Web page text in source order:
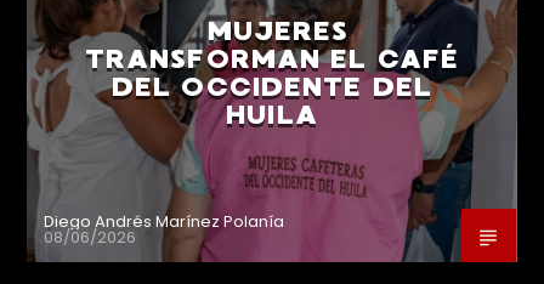
MUJERES
TRANSFORMAN EL CAFÉ
DEL OCCIDENTE DEL
HUILA
Diego Andrés Marínez Polanía
08/06/2026